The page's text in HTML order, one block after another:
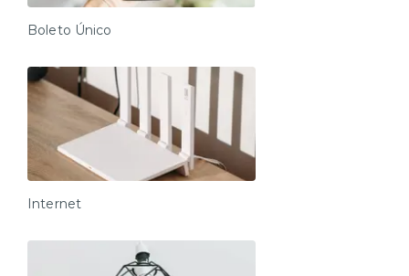
Boleto Único
Internet